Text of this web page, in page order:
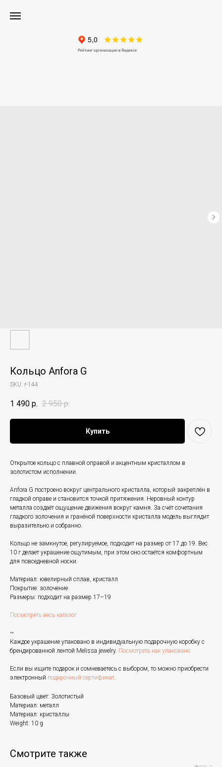
Кольцо Anfora G
SKU: r-144
1 490 р. 2 950 р.
Купить
Открытое кольцо с плавной оправой и акцентным кристаллом в
золотистом исполнении.
Anfora G построено вокруг центрального кристалла, который закреплён в
гладкой оправе и становится точкой притяжения. Неровный контур
металла создаёт ощущение движения вокруг камня. За счёт сочетания
гладкого золочения и гранёной поверхности кристалла модель выглядит
выразительно и собранно.
Кольцо не замкнутое, регулируемое, подходит на размер от 17 до 19. Вес
10 г делает украшение ощутимым, при этом оно остаётся комфортным
для повседневной носки.
Материал: ювелирный сплав, кристалл
Покрытие: золочение
Размеры: подходит на размер 17–19
Посмотреть весь каталог
~
Каждое украшение упаковано в индивидуальную подарочную коробку с
брендированной лентой Melissa jewelry. Посмотреть как упаковано
Если вы ищите подарок и сомневаетесь с выбором, то можно приобрести
электронный подарочный сертификат.
Базовый цвет: Золотистый
Материал: металл
Материал: кристаллы
Weight: 10 g
Смотрите также